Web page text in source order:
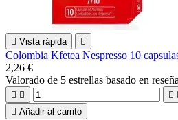
 Vista rápida 
Colombia Kfetea Nespresso 10
2,26 €
Valorado de 5 estrellas basado en
  
 Añadir al carrito